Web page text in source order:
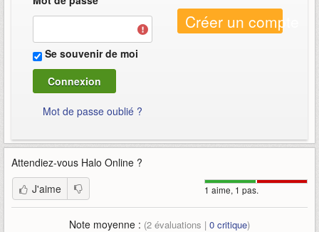
Poing de Rukt (Marteau)
Pistolet à plasma
Railgun
Se souvenir de moi
Mot de passe oublié ?
Créer un compte
Attendiez-vous Halo Online ?
1 aime, 1 pas.
J'aime
Note moyenne : (2 évaluations | 0 critique)